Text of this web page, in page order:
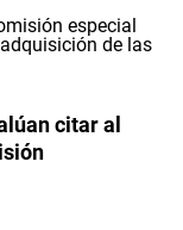
citar al